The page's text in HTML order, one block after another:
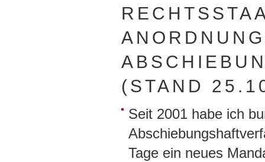
(STAND
Seit 2001 habe ich
Tage ein neues